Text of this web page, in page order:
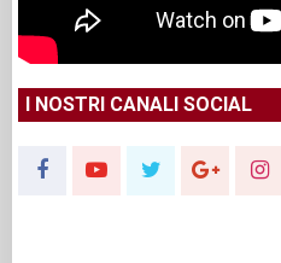
I NOSTRI CANALI SOCIAL